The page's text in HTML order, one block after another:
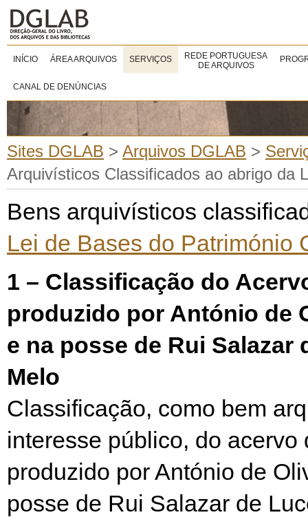
INÍCIO ÁREA ARQUIVOS SERVIÇOS
REDE PORTUGUESA
DE ARQUIVOS
CANAL DE DENÚNCIAS
Sites DGLAB > Arquivos DGLAB >
Arquivísticos Classificados ao abrigo da
Bens arquivísticos
Lei de Bases do Património
1 – Classificação do
produzido por António de
e na posse de Rui Salazar
Melo
Classificação, como bem
interesse público, do acervo
produzido por António de
posse de Rui Salazar de